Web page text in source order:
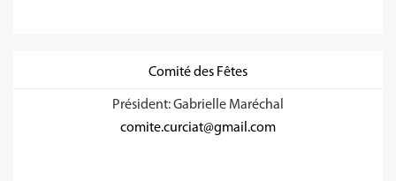
Comité des Fêtes
Président: Gabrielle Maréchal
comite.curciat@gmail.com